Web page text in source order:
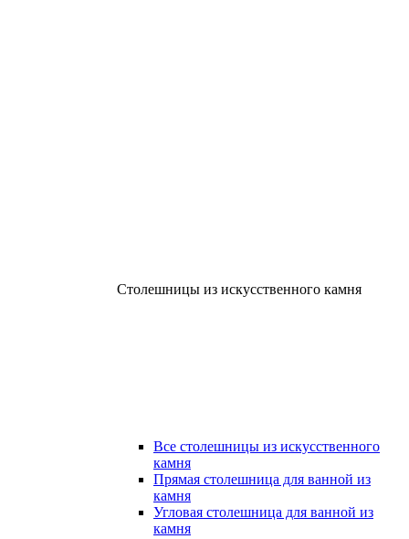
Столешницы из искусственного камня
Все столешницы из искусственного
камня
Прямая столешница для ванной из
камня
Угловая столешница для ванной из
камня